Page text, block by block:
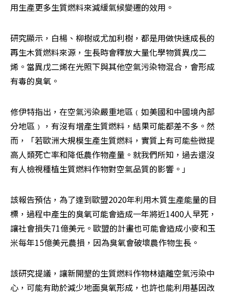
用生產更多生質燃料來減緩氣候變遷的效用。
研究顯示，白楊、柳樹或尤加利樹，都是用做快速成長的
再生木質燃料來源，生長時會釋放大量化學物質異戊二
烯。當異戊二烯在光照下與其他空氣污染物混合，會形成
有毒的臭氧。
修伊特指出，在空氣污染嚴重地區﹙如美國和中國境內部
分地區﹚，有沒有增產生質燃料，結果可能都差不多。然
而，「若歐洲大規模生產生質燃料，實質上有可能些微提
高人類死亡率和降低農作物產量。就我們所知，過去還沒
有人檢視種植生質燃料作物對空氣品質的影響。」
該報告預估，為了達到歐盟2020年利用木質生產能量的目
標，過程中產生的臭氧可能會造成一年將近1400人早死，
讓社會損失71億美元。歐盟的計畫也可能會造成小麥和玉
米每年15億美元農損，因為臭氧會破壞農作物生長。
該研究提議，讓新開墾的生質燃料作物林遠離空氣污染中
心，可能有助於減少地面臭氧形成，也許也能利用基因改